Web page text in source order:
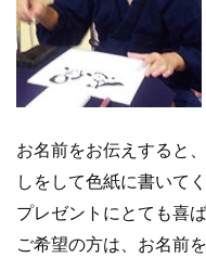
お名前をお伝えすると
しをして色紙に書いて
プレゼントにとても喜ば
ご希望の方は、お名前